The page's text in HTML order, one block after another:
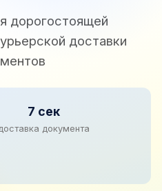
дорогостоящей
доставки
7 сек
документа